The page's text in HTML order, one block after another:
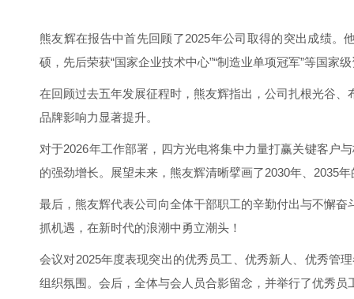
熊友辉在报告中首先回顾了2025年公司取得的突出成绩
硕，先后荣获“国家企业技术中心”“制造业单项冠军”等国
在回顾过去五年发展征程时，熊友辉指出，公司扎根光谷
品牌影响力显著提升。
对于2026年工作部署，四方光电将集中力量打赢关键客户
的强劲增长。展望未来，熊友辉清晰擘画了2030年、2035
最后，熊友辉代表公司向全体干部职工的辛勤付出与不懈
抓机遇，在新时代的浪潮中勇立潮头！
会议对2025年度表现突出的优秀员工、优秀新人、优秀管
组织氛围。会后，全体与会人员合影留念，并举行了优秀员